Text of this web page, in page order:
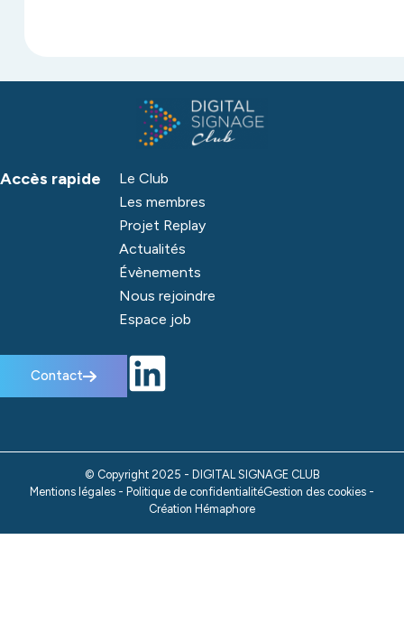
Accès rapide
Le Club
Les membres
Projet Replay
Actualités
Évènements
Nous rejoindre
Espace job
Contact
© Copyright 2025 - DIGITAL SIGNAGE CLUB
Mentions légales - Politique de confidentialitéGestion des cookies -
Création Hémaphore